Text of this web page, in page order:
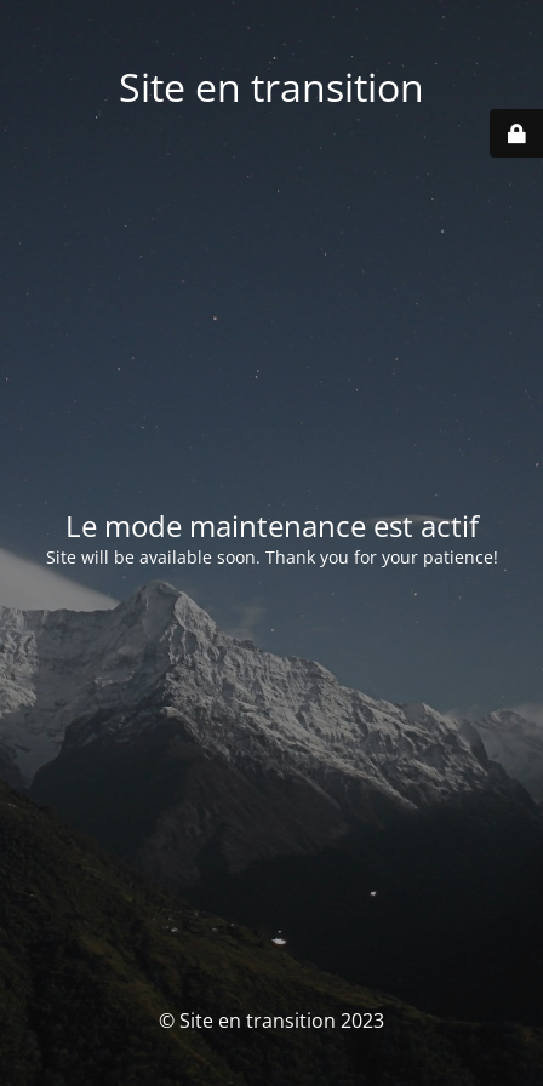
Site en transition
Le mode maintenance est actif
Site will be available soon. Thank you for your patience!
© Site en transition 2023